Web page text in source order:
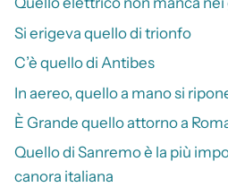
Si erigeva quello di trionfo
C’è quello di Antibes
In aereo, quello a mano si
È Grande quello attorno a
Quello di Sanremo è la più
canora italiana